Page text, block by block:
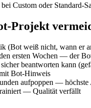
Custom oder Standard-
Projekt
(Bot weiß nicht, wann er
ersten Wochen — der
beantworten kann
Bot-Hinweis
aufpoppen — höchste
— Qualität verfällt